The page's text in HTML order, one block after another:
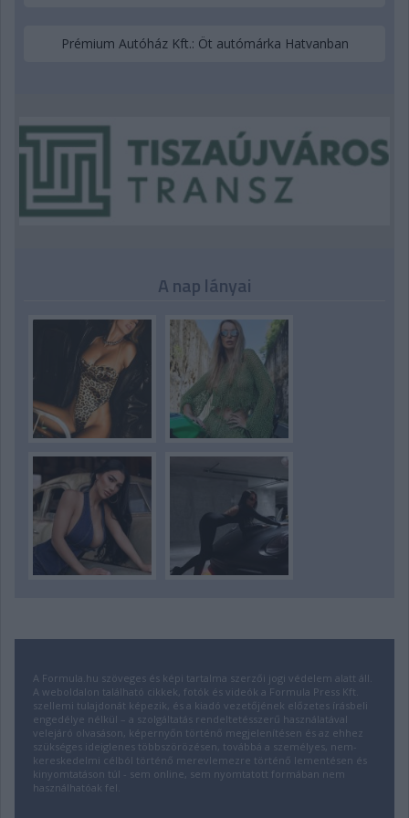
Prémium Autóház Kft.: Öt autómárka Hatvanban
A nap lányai
A Formula.hu szöveges és képi tartalma szerzői jogi védelem alatt áll.
A weboldalon található cikkek, fotók és videók a Formula Press Kft.
szellemi tulajdonát képezik, és a kiadó vezetőjének előzetes írásbeli
engedélye nélkül – a szolgáltatás rendeltetésszerű használatával
velejáró olvasáson, képernyőn történő megjelenítésen és az ehhez
szükséges ideiglenes többszörözésen, továbbá a személyes, nem-
kereskedelmi célból történő merevlemezre történő lementésen és
kinyomtatáson túl - sem online, sem nyomtatott formában nem
használhatóak fel.